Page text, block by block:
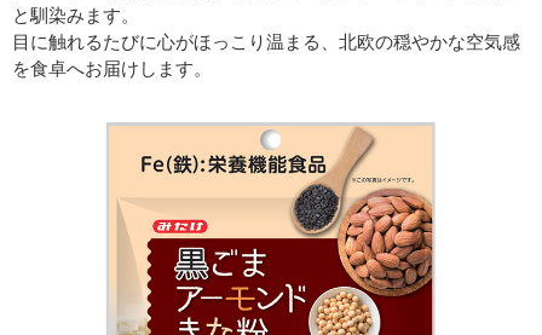
と馴染みます。
目に触れるたびに心がほっこり温まる、北欧の穏やかな空気感
を食卓へお届けします。